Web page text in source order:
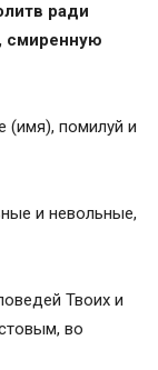
ради
смиренную
(имя), помилуй и
и невольные,
Твоих и
во